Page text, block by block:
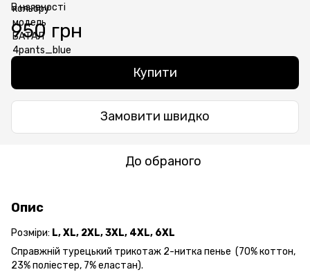
В наявності
950 грн
Купити
Замовити швидко
До обраного
Опис
Розміри: L, XL, 2XL, 3XL, 4XL, 6XL
Справжній турецький трикотаж 2-нитка пенье (70% коттон,
23% поліестер, 7% еластан).